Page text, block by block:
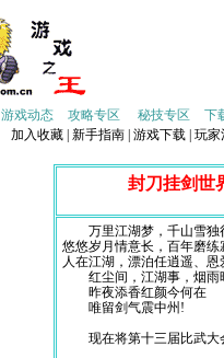
游戏动态 攻略专区 秘技专区 下
加入收藏 新手指南 游戏下载 玩家
封刀挂剑世
万里江湖梦，千山雪独
悠悠岁月情意长，百年磨练
人在江湖，漂泊任逍遥、
红尘间，江湖事，烟雨
昨夜添香红颜今何在
唯留剑气震中州!
现在将第十三届比武大